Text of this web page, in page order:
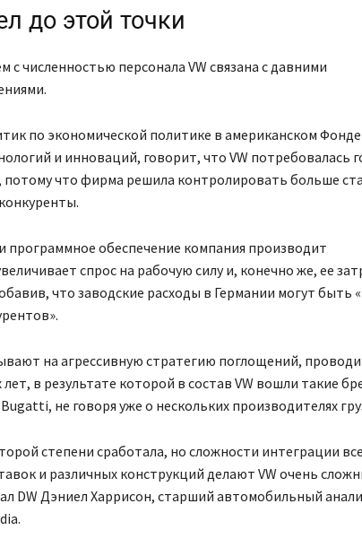
до этой точки
с численностью персонала VW связана с давними
по экономической политике в американском Фонде
и инноваций, говорит, что VW потребовалась
потому что фирма решила контролировать больше
программное обеспечение компания производит
спрос на рабочую силу и, конечно же, ее
что заводские расходы в Германии могут быть
на агрессивную стратегию поглощений,
в результате которой в состав VW вошли такие
не говоря уже о нескольких производителях
степени сработала, но сложности интеграции
и различных конструкций делают VW очень
DW Дэниел Харрисон, старший автомобильный